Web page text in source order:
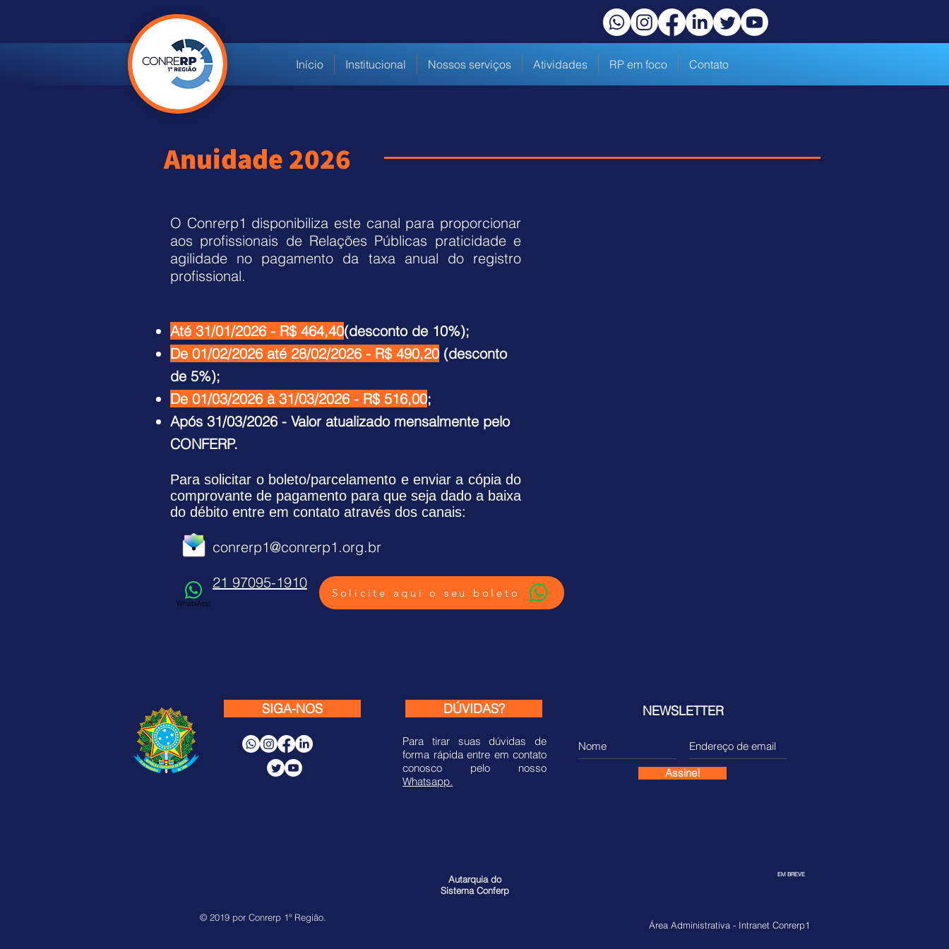
Início Institucional Nossos serviços Atividades RP em foco Contato
Anuidade 2026
O Conrerp1 disponibiliza este canal para proporcionar
aos profissionais de Relações Públicas praticidade e
agilidade no pagamento da taxa anual do registro
profissional.
Até 31/01/2026 - R$ 464,40(desconto de 10%);
De 01/02/2026 até 28/02/2026 - R$ 490,20(desconto
de 5%);
De 01/03/2026 à 31/03/2026 - R$ 516,00;
Após 31/03/2026 - Valor atualizado mensalmente pelo
CONFERP.
Para solicitar o boleto/parcelamento e enviar a cópia do
comprovante de pagamento para que seja dado a baixa
do débito entre em contato através dos canais:
conrerp1@conrerp1.org.br
21 97095-1910
WhatsApp
Solicite aqui o seu boleto
SIGA-NOS DÚVIDAS?
Para tirar suas dúvidas de
forma rápida entre em contato
conosco pelo nosso
Whatsapp.
NEWSLETTER
Assine!
EM BREVE
Autarquia do
Sistema Conferp
© 2019 por Conrerp 1ª Região.
Área Administrativa - Intranet Conrerp1